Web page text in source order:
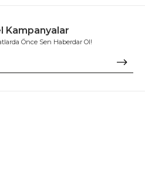
Kampanyalar
Önce Sen Haberdar Ol!